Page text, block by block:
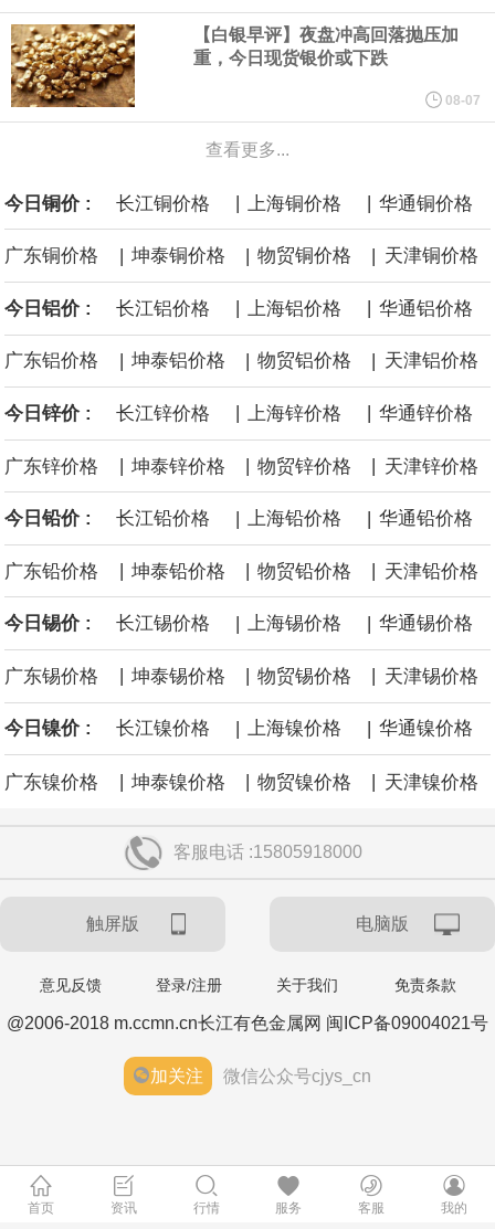
进一步扩大全年营运成果。
美国国会预算办公室（CBO）于当地时间5日发布报告称，美国海军
计划建造的15艘核动力“特朗普级”（Trump-class）战列舰，从研发
到采购的总费用可能高达2750亿美元，为美国有史以来最昂贵的水
面战舰项目之一。 根据CBO的初步估算，首舰造价约234亿美元，
后续14艘平均每艘约180亿美元。
黄金价格有望录得自今年1月以来最大单周涨幅。油价走弱为金价提
供支撑，同时投资者正等待美国非农就业数据，以寻找美国利率前
景的线索。StoneX高级分析师马特·辛普森表示，中东和平前景改善
令市场通胀预期下降，推动黄金价格从此前持续数周、位于4000美
机存取存储器（DRAM）。
【白银早评】夜盘冲高回落抛压加
重，今日现货银价或下跌
08-07
查看更多...
今日铜价 : 长江铜价格 | 上海铜价格 | 华通铜价格
广东铜价格 | 坤泰铜价格 | 物贸铜价格 | 天津铜价格
今日铝价 : 长江铝价格 上海铝价格 华通铝价格
广东铝价格 | 坤泰铝价格 | 物贸铝价格 | 天津铝价格
今日锌价 : 长江锌价格 上海锌价格 华通锌价格
广东锌价格 | 坤泰锌价格 | 物贸锌价格 | 天津锌价格
今日铅价 : 长江铅价格 | 上海铅价格 | 华通铅价格
广东铅价格 坤泰铅价格 物贸铅价格 天津铅价格
今日锡价 : 长江锡价格 | 上海锡价格 | 华通锡价格
广东锡价格 坤泰锡价格 物贸锡价格 天津锡价格
今日镍价 : 长江镍价格 | 上海镍价格 | 华通镍价格
广东镍价格 | 坤泰镍价格 | 物贸镍价格 | 天津镍价格
客服电话 :15805918000
触屏版 电脑版
意见反馈 登录/注册 关于我们 免责条款
@2006-2018 m.ccmn.cn长江有色金属网 闽ICP备09004021号
加关注 微信公众号cjys_cn
首页 资讯 行情 服务 客服 我的